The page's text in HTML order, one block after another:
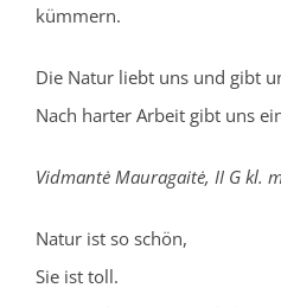
kümmern.
Die Natur liebt uns und gibt
Nach harter Arbeit gibt uns
Vidmantė Mauragaitė, II G kl.
Natur ist so schön,
Sie ist toll.